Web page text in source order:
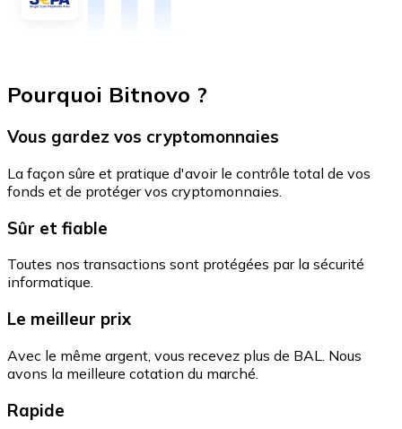
Pourquoi Bitnovo ?
Vous gardez vos cryptomonnaies
La façon sûre et pratique d'avoir le contrôle total de vos
fonds et de protéger vos cryptomonnaies.
Sûr et fiable
Toutes nos transactions sont protégées par la sécurité
informatique.
Le meilleur prix
Avec le même argent, vous recevez plus de BAL. Nous
avons la meilleure cotation du marché.
Rapide